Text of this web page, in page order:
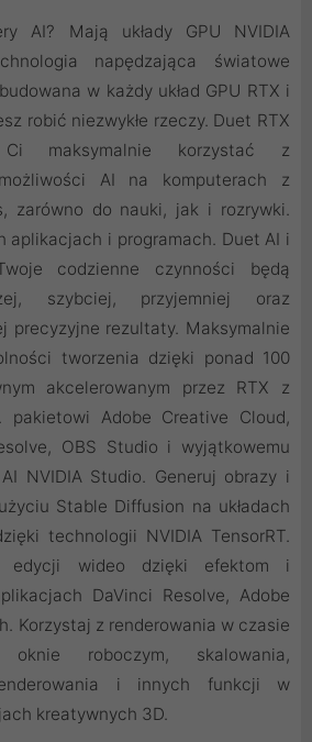
AI? Mają układy GPU NVIDIA
napędzająca światowe
w każdy układ GPU RTX i
robić niezwykłe rzeczy. Duet RTX
maksymalnie korzystać z
AI na komputerach z
zarówno do nauki, jak i rozrywki.
aplikacjach i programach. Duet AI i
codzienne czynności będą
szybciej, przyjemniej oraz
precyzyjne rezultaty. Maksymalnie
tworzenia dzięki ponad 100
akcelerowanym przez RTX z
pakietowi Adobe Creative Cloud,
OBS Studio i wyjątkowemu
NVIDIA Studio. Generuj obrazy i
Stable Diffusion na układach
technologii NVIDIA TensorRT.
edycji wideo dzięki efektom i
DaVinci Resolve, Adobe
Korzystaj z renderowania w czasie
roboczym, skalowania,
i innych funkcji w
kreatywnych 3D.